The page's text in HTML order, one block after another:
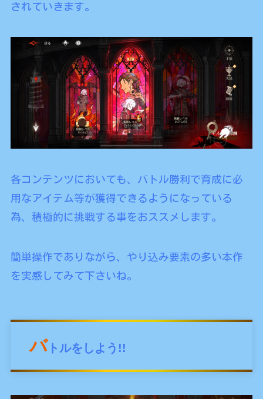
されていきます。
各コンテンツにおいても、バトル勝利で育成に必
用なアイテム等が獲得できるようになっている
為、積極的に挑戦する事をおススメします。
簡単操作でありながら、やり込み要素の多い本作
を実感してみて下さいね。
バ トルをしよう!!